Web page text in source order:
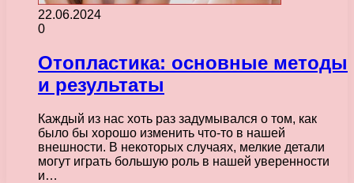
22.06.2024
0
Отопластика: основные методы
и результаты
Каждый из нас хоть раз задумывался о том, как
было бы хорошо изменить что-то в нашей
внешности. В некоторых случаях, мелкие детали
могут играть большую роль в нашей уверенности
и…